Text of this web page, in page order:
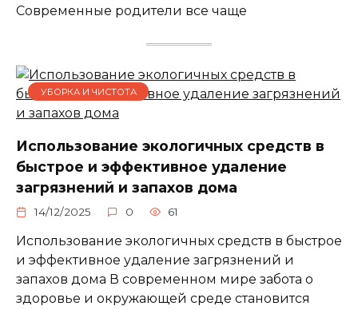
Современные родители все чаще
УБОРКА И ЧИСТОТА
Использование экологичных средств в
быстрое и эффективное удаление
загрязнений и запахов дома
14/12/2025 0 61
Использование экологичных средств в быстрое
и эффективное удаление загрязнений и
запахов дома В современном мире забота о
здоровье и окружающей среде становится